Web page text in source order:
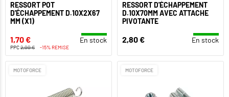
RESSORT POT
D'ÉCHAPPEMENT D.10X2X67
MM (X1)
1,70 € En stock
PPC2,00 € -15% REMISE
RESSORT D'ÉCHAPPEMENT
D.10X70MM AVEC ATTACHE
PIVOTANTE
2,80 € En stock
MOTOFORCE MOTOFORCE